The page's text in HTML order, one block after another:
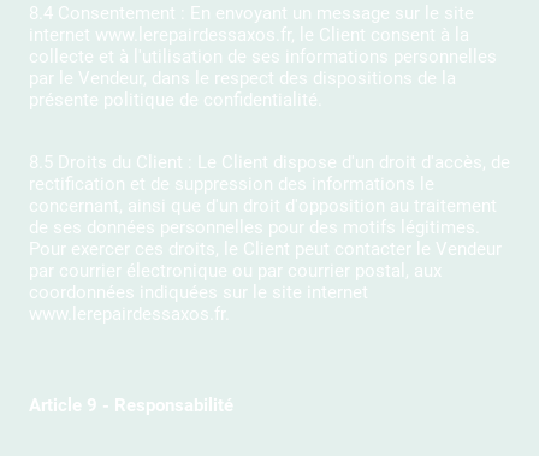
8.4 Consentement : En envoyant un message sur le site
internet www.lerepairdessaxos.fr, le Client consent à la
collecte et à l'utilisation de ses informations personnelles
par le Vendeur, dans le respect des dispositions de la
présente politique de confidentialité.
8.5 Droits du Client : Le Client dispose d'un droit d'accès, de
rectification et de suppression des informations le
concernant, ainsi que d'un droit d'opposition au traitement
de ses données personnelles pour des motifs légitimes.
Pour exercer ces droits, le Client peut contacter le Vendeur
par courrier électronique ou par courrier postal, aux
coordonnées indiquées sur le site internet
www.lerepairdessaxos.fr.
Article 9 - Responsabilité